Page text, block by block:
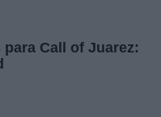
para Call of Juarez: